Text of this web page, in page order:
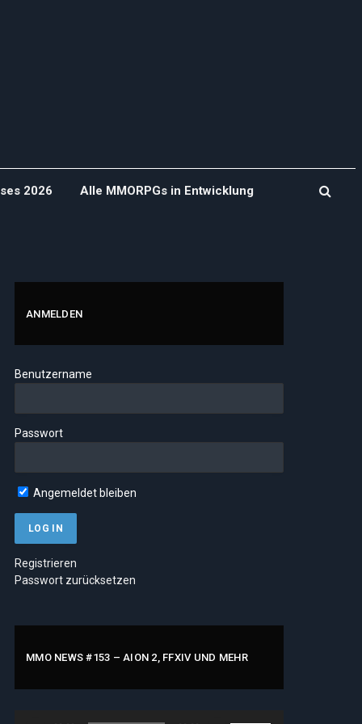
2026 Alle MMORPGs in Entwicklung
ANMELDEN
Benutzername
Passwort
Angemeldet bleiben
Registrieren
Passwort zurücksetzen
MMO NEWS #153 – AION 2, FFXIV UND MEHR